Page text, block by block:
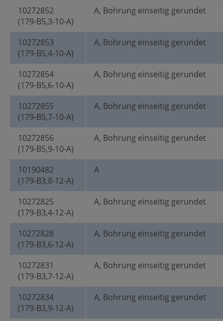
10272852
(179-B5,3-10-A)
A, Bohrung einseitig gerundet
10272853
(179-B5,4-10-A)
A, Bohrung einseitig gerundet
10272854
(179-B5,6-10-A)
A, Bohrung einseitig gerundet
10272855
(179-B5,7-10-A)
A, Bohrung einseitig gerundet
10272856
(179-B5,9-10-A)
A, Bohrung einseitig gerundet
10190482
(179-B3,8-12-A)
A
10272825
(179-B3,4-12-A)
A, Bohrung einseitig gerundet
10272828
(179-B3,6-12-A)
A, Bohrung einseitig gerundet
10272831
(179-B3,7-12-A)
A, Bohrung einseitig gerundet
10272834
(179-B3,9-12-A)
A, Bohrung einseitig gerundet